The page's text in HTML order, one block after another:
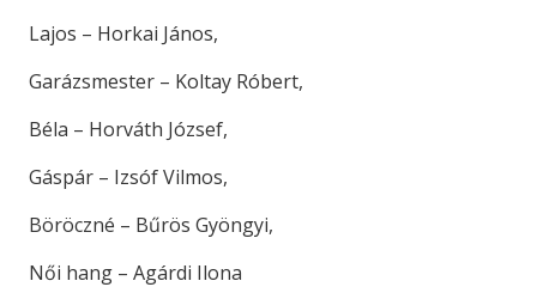
Lajos – Horkai János,
Garázsmester – Koltay Róbert,
Béla – Horváth József,
Gáspár – Izsóf Vilmos,
Böröczné – Bűrös Gyöngyi,
Női hang – Agárdi Ilona